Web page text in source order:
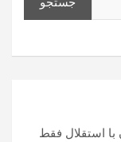
استقلال فقط